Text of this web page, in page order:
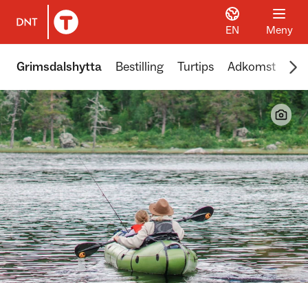
Til DNT.no forside
EN Meny
Grimsdalshytta Bestilling Turtips Adkomst